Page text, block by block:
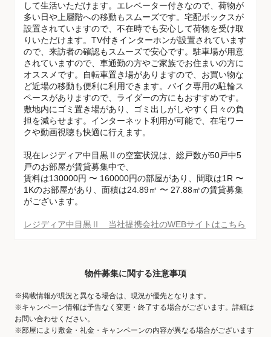
して生活いただけます。エレベーター付きなので、荷物が
多い日や上層階への移動もスムーズです。宅配ボックスが
設置されていますので、不在時でも安心して荷物を受け取
りいただけます。TV付きインターホンが設置されています
ので、来訪者の確認もスムーズで安心です。駐車場が用意
されていますので、車通勤の方やご家族でお住まいの方に
オススメです。自転車置き場がありますので、お買い物な
ど近場の移動も便利に利用できます。バイク専用の駐輪ス
ペースがありますので、ライダーの方にもおすすめです。
敷地内にゴミ置き場があり、ゴミ出しがしやすく日々の負
担を減らせます。インターネット利用が可能で、在宅ワー
クや動画視聴も快適に行えます。
現在レジディア中目黒Ⅱの空室状況は、総戸数が50戸中5
戸のお部屋が賃貸募集中で、
賃料は130000円 〜 160000円の部屋があり、間取は1R 〜
1Kのお部屋があり、面積は24.89㎡ 〜 27.88㎡の賃貸募集
がございます。
レジディア中目黒Ⅱ 当社提携会社のWEBサイトはこちら
物件募集に関する注意事項
※掲載情報が現況と異なる場合は、現況が優先となります。
※キャンペーン情報は予告なく変更・終了する場合がございます。詳細は
お問い合わせください。
※部屋により敷金・礼金・キャンペーンの内容が異なる場合がございます